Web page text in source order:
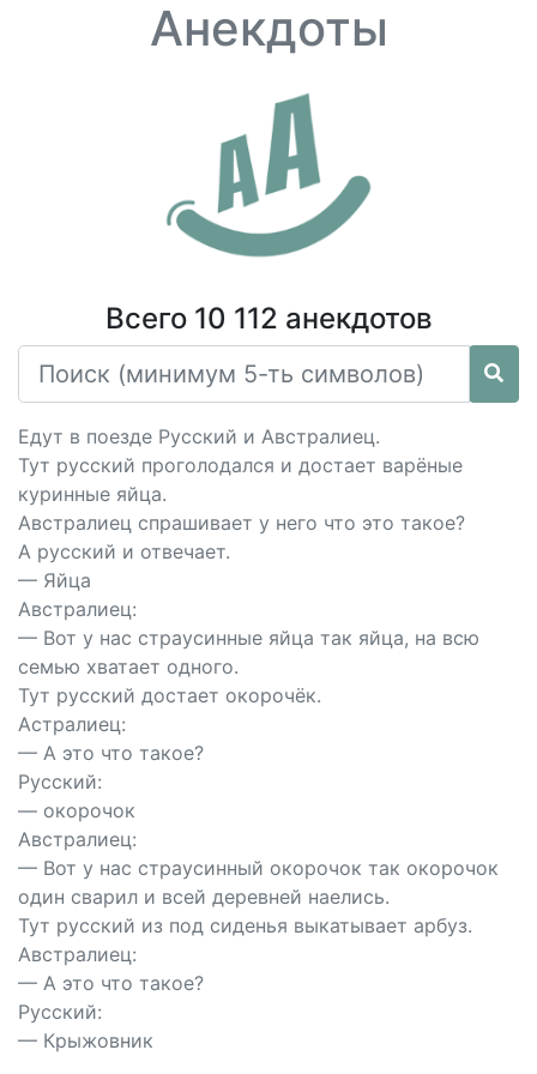
Анекдоты
Всего 10 112 анекдотов
Едут в поезде Русский и Австралиец.
Тут русский проголодался и достает варёные
куринные яйца.
Австралиец спрашивает у него что это такое?
А русский и отвечает.
— Яйца
Австралиец:
— Вот у нас страусинные яйца так яйца, на всю
семью хватает одного.
Тут русский достает окорочёк.
Астралиец:
— А это что такое?
Русский:
— окорочок
Австралиец:
— Вот у нас страусинный окорочок так окорочок
один сварил и всей деревней наелись.
Тут русский из под сиденья выкатывает арбуз.
Австралиец:
— А это что такое?
Русский:
— Крыжовник